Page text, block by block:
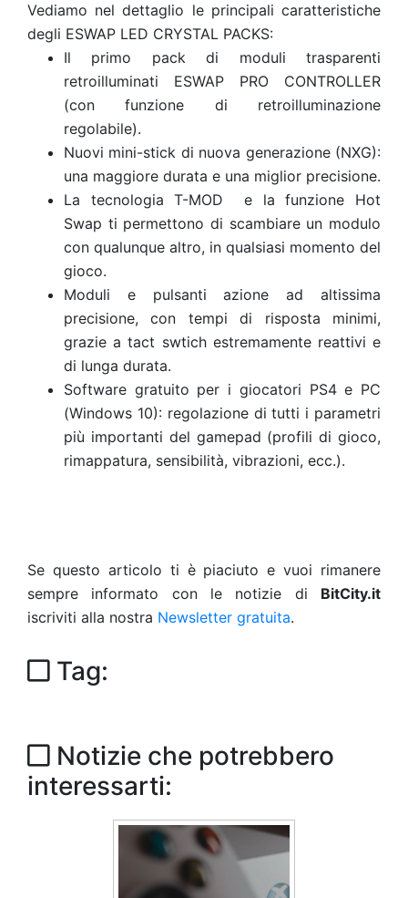
Vediamo nel dettaglio le principali caratteristiche
degli ESWAP LED CRYSTAL PACKS:
Il primo pack di moduli trasparenti
retroilluminati ESWAP PRO CONTROLLER
(con funzione di retroilluminazione
regolabile).
Nuovi mini-stick di nuova generazione (NXG):
una maggiore durata e una miglior precisione.
La tecnologia T-MOD e la funzione Hot
Swap ti permettono di scambiare un modulo
con qualunque altro, in qualsiasi momento del
gioco.
Moduli e pulsanti azione ad altissima
precisione, con tempi di risposta minimi,
grazie a tact swtich estremamente reattivi e
di lunga durata.
Software gratuito per i giocatori PS4 e PC
(Windows 10): regolazione di tutti i parametri
più importanti del gamepad (profili di gioco,
rimappatura, sensibilità, vibrazioni, ecc.).
Se questo articolo ti è piaciuto e vuoi rimanere
sempre informato con le notizie di BitCity.it
iscriviti alla nostra Newsletter gratuita.
Tag:
Notizie che potrebbero
interessarti: